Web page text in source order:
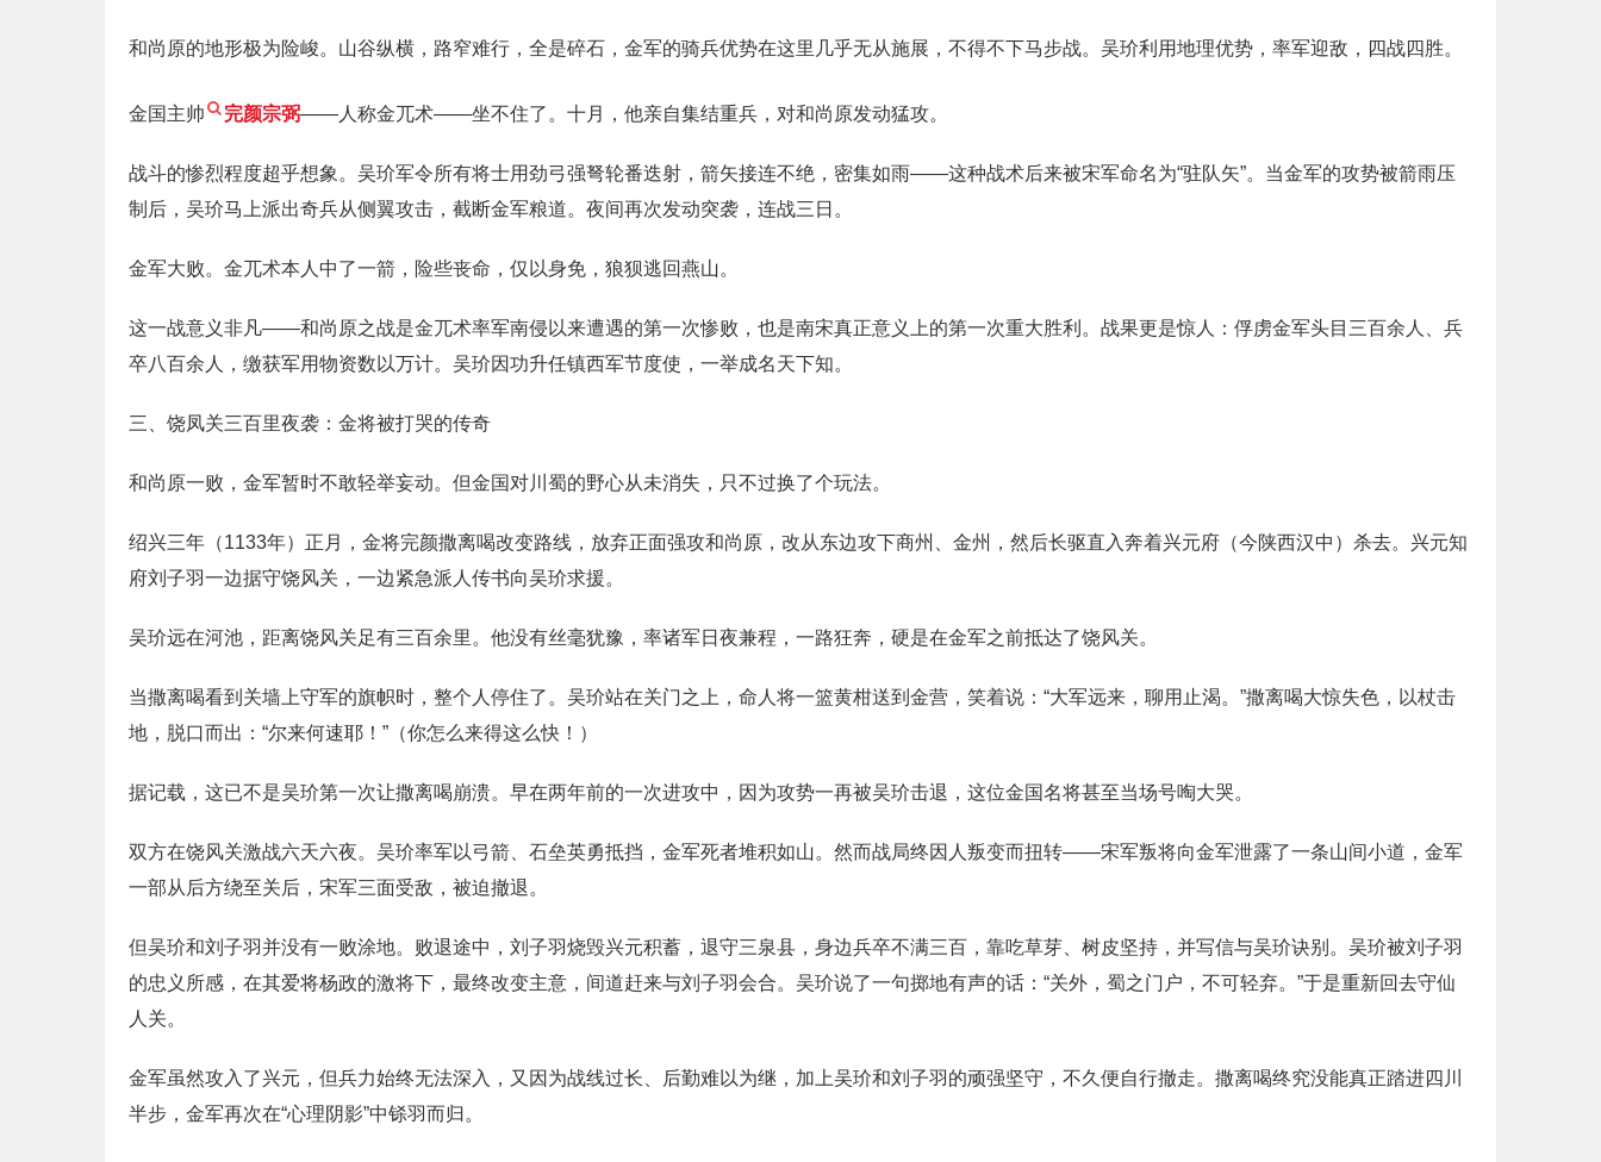
和尚原的地形极为险峻。山谷纵横，路窄难行，全是碎石，金军的骑兵优势在这里几乎无从施展，不得不下马步战。吴玠利用地理优势，率军迎敌，四战四胜。
金国主帅 完颜宗弼——人称金兀术——坐不住了。十月，他亲自集结重兵，对和尚原发动猛攻。
战斗的惨烈程度超乎想象。吴玠军令所有将士用劲弓强弩轮番迭射，箭矢接连不绝，密集如雨——这种战术后来被宋军命名为“驻队矢”。当金军的攻势被箭雨压
制后，吴玠马上派出奇兵从侧翼攻击，截断金军粮道。夜间再次发动突袭，连战三日。
金军大败。金兀术本人中了一箭，险些丧命，仅以身免，狼狈逃回燕山。
这一战意义非凡——和尚原之战是金兀术率军南侵以来遭遇的第一次惨败，也是南宋真正意义上的第一次重大胜利。战果更是惊人：俘虏金军头目三百余人、兵
卒八百余人，缴获军用物资数以万计。吴玠因功升任镇西军节度使，一举成名天下知。
三、饶凤关三百里夜袭：金将被打哭的传奇
和尚原一败，金军暂时不敢轻举妄动。但金国对川蜀的野心从未消失，只不过换了个玩法。
绍兴三年（1133年）正月，金将完颜撒离喝改变路线，放弃正面强攻和尚原，改从东边攻下商州、金州，然后长驱直入奔着兴元府（今陕西汉中）杀去。兴元知
府刘子羽一边据守饶风关，一边紧急派人传书向吴玠求援。
吴玠远在河池，距离饶风关足有三百余里。他没有丝毫犹豫，率诸军日夜兼程，一路狂奔，硬是在金军之前抵达了饶风关。
当撒离喝看到关墙上守军的旗帜时，整个人停住了。吴玠站在关门之上，命人将一篮黄柑送到金营，笑着说：“大军远来，聊用止渴。”撒离喝大惊失色，以杖击
地，脱口而出：“尔来何速耶！”（你怎么来得这么快！）
据记载，这已不是吴玠第一次让撒离喝崩溃。早在两年前的一次进攻中，因为攻势一再被吴玠击退，这位金国名将甚至当场号啕大哭。
双方在饶风关激战六天六夜。吴玠率军以弓箭、石垒英勇抵挡，金军死者堆积如山。然而战局终因人叛变而扭转——宋军叛将向金军泄露了一条山间小道，金军
一部从后方绕至关后，宋军三面受敌，被迫撤退。
但吴玠和刘子羽并没有一败涂地。败退途中，刘子羽烧毁兴元积蓄，退守三泉县，身边兵卒不满三百，靠吃草芽、树皮坚持，并写信与吴玠诀别。吴玠被刘子羽
的忠义所感，在其爱将杨政的激将下，最终改变主意，间道赶来与刘子羽会合。吴玠说了一句掷地有声的话：“关外，蜀之门户，不可轻弃。”于是重新回去守仙
人关。
金军虽然攻入了兴元，但兵力始终无法深入，又因为战线过长、后勤难以为继，加上吴玠和刘子羽的顽强坚守，不久便自行撤走。撒离喝终究没能真正踏进四川
半步，金军再次在“心理阴影”中铩羽而归。